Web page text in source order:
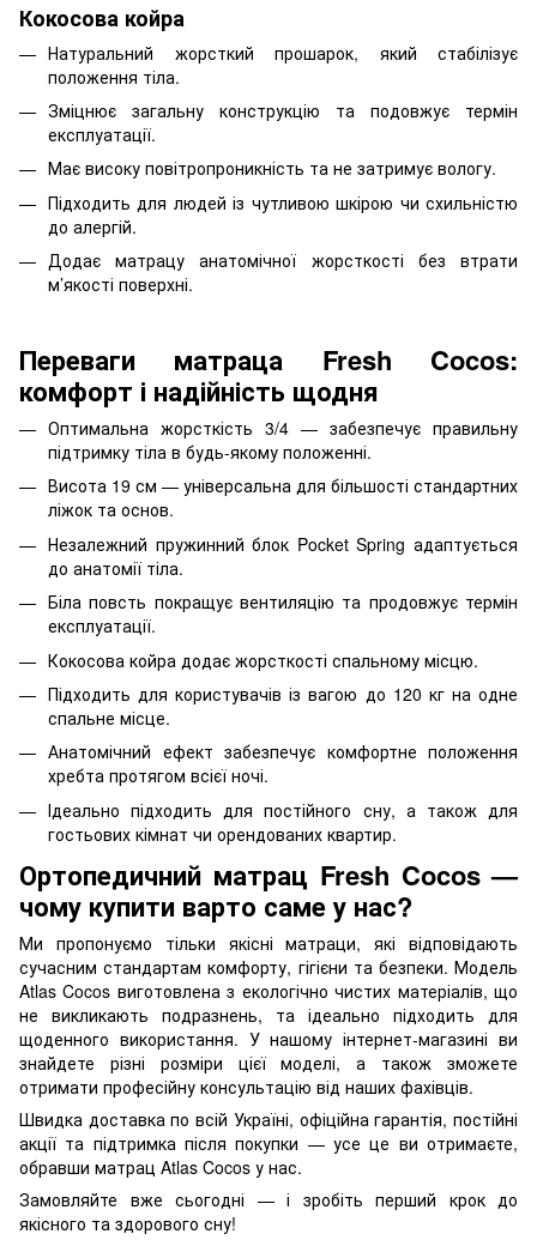
Кокосова койра
Натуральний жорсткий прошарок, який стабілізує
положення тіла.
Зміцнює загальну конструкцію та подовжує термін
експлуатації.
Має високу повітропроникність та не затримує вологу.
Підходить для людей із чутливою шкірою чи схильністю
до алергій.
Додає матрацу анатомічної жорсткості без втрати
м’якості поверхні.
Переваги матраца Fresh Cocos:
комфорт і надійність щодня
Оптимальна жорсткість 3/4 — забезпечує правильну
підтримку тіла в будь-якому положенні.
Висота 19 см — універсальна для більшості стандартних
ліжок та основ.
Незалежний пружинний блок Pocket Spring адаптується
до анатомії тіла.
Біла повсть покращує вентиляцію та продовжує термін
експлуатації.
Кокосова койра додає жорсткості спальному місцю.
Підходить для користувачів із вагою до 120 кг на одне
спальне місце.
Анатомічний ефект забезпечує комфортне положення
хребта протягом всієї ночі.
Ідеально підходить для постійного сну, а також для
гостьових кімнат чи орендованих квартир.
Ортопедичний матрац Fresh Cocos —
чому купити варто саме у нас?
Ми пропонуємо тільки якісні матраци, які відповідають
сучасним стандартам комфорту, гігієни та безпеки. Модель
Atlas Cocos виготовлена з екологічно чистих матеріалів, що
не викликають подразнень, та ідеально підходить для
щоденного використання. У нашому інтернет-магазині ви
знайдете різні розміри цієї моделі, а також зможете
отримати професійну консультацію від наших фахівців.
Швидка доставка по всій Україні, офіційна гарантія, постійні
акції та підтримка після покупки — усе це ви отримаєте,
обравши матрац Atlas Cocos у нас.
Замовляйте вже сьогодні — і зробіть перший крок до
якісного та здорового сну!